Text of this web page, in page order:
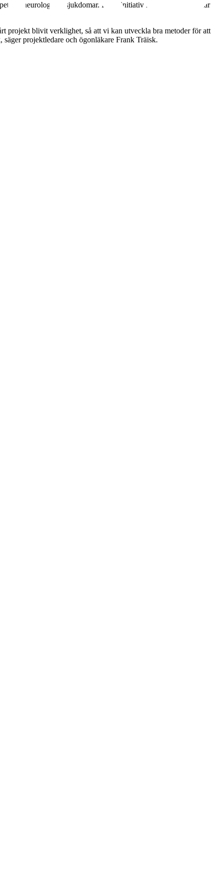
vid neurologiska sjukdomar. Detta initiativ kan ge stora fördelar
projekt blivit verklighet, så att vi kan utveckla bra metoder för att
projektledare och ögonläkare Frank Träisk.